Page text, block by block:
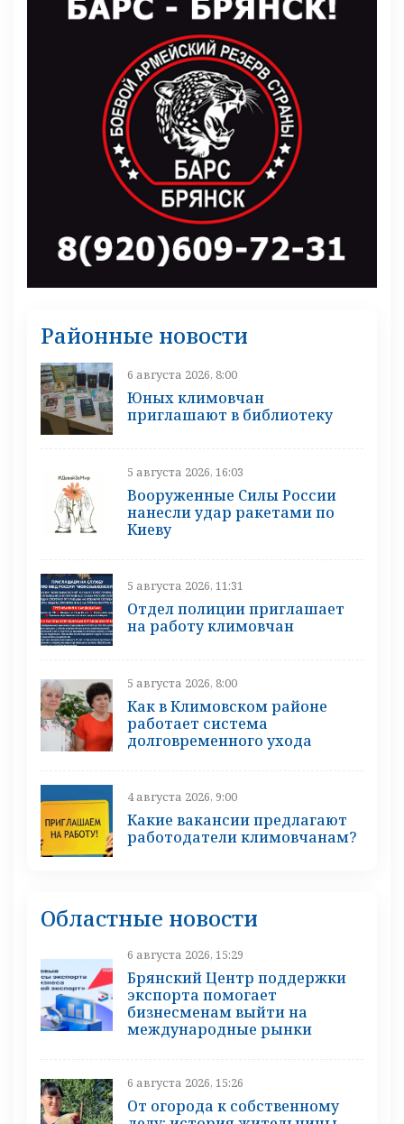
Районные новости
6 августа 2026, 8:00
Юных климовчан
приглашают в библиотеку
5 августа 2026, 16:03
Вооруженные Силы России
нанесли удар ракетами по
Киеву
5 августа 2026, 11:31
Отдел полиции приглашает
на работу климовчан
5 августа 2026, 8:00
Как в Климовском районе
работает система
долговременного ухода
4 августа 2026, 9:00
Какие вакансии предлагают
работодатели климовчанам?
Областные новости
6 августа 2026, 15:29
Брянский Центр поддержки
экспорта помогает
бизнесменам выйти на
международные рынки
6 августа 2026, 15:26
От огорода к собственному